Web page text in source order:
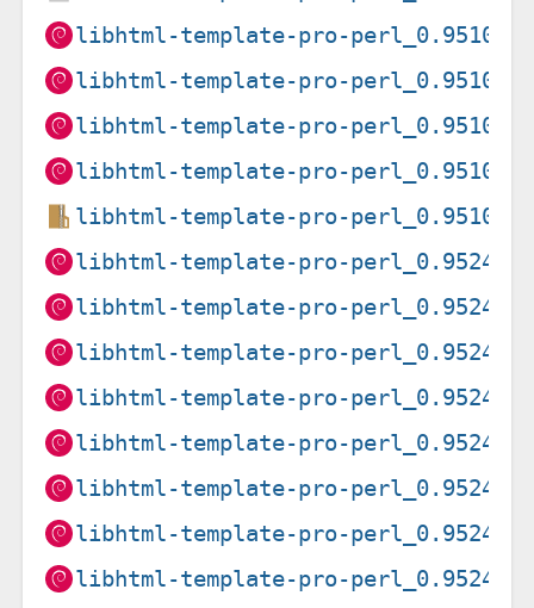
libhtml-template-pro-perl_0.9510-
libhtml-template-pro-perl_0.9510-
libhtml-template-pro-perl_0.9510-
libhtml-template-pro-perl_0.9510-
libhtml-template-pro-
libhtml-template-pro-perl_0.9524-
libhtml-template-pro-perl_0.9524-
libhtml-template-pro-perl_0.9524-
libhtml-template-pro-perl_0.9524-
libhtml-template-pro-perl_0.9524-
libhtml-template-pro-perl_0.9524-
libhtml-template-pro-perl_0.9524-
libhtml-template-pro-perl_0.9524-